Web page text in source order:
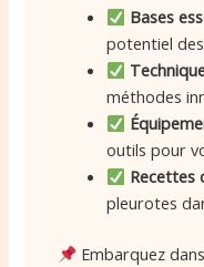
Bases
potentiel
méthodes
outils pour
Recettes
pleurotes
Embarquez